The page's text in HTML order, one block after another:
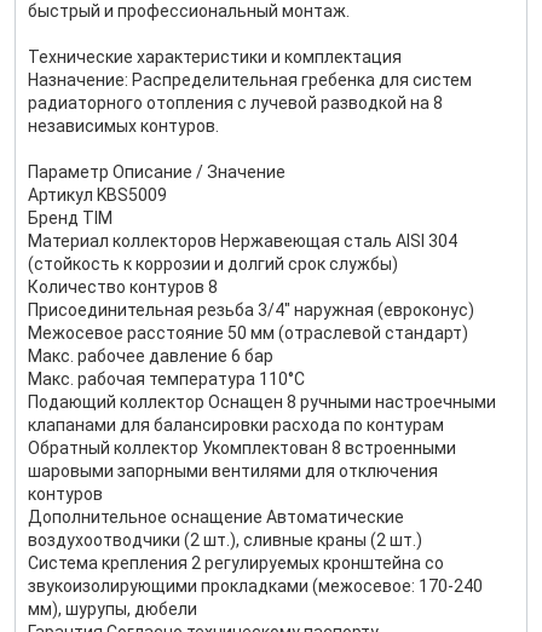
быстрый и профессиональный монтаж.
Технические характеристики и комплектация
Назначение: Распределительная гребенка для систем
радиаторного отопления с лучевой разводкой на 8
независимых контуров.
Параметр Описание / Значение
Артикул KBS5009
Бренд TIM
Материал коллекторов Нержавеющая сталь AISI 304
(стойкость к коррозии и долгий срок службы)
Количество контуров 8
Присоединительная резьба 3/4" наружная (евроконус)
Межосевое расстояние 50 мм (отраслевой стандарт)
Макс. рабочее давление 6 бар
Макс. рабочая температура 110°C
Подающий коллектор Оснащен 8 ручными настроечными
клапанами для балансировки расхода по контурам
Обратный коллектор Укомплектован 8 встроенными
шаровыми запорными вентилями для отключения
контуров
Дополнительное оснащение Автоматические
воздухоотводчики (2 шт.), сливные краны (2 шт.)
Система крепления 2 регулируемых кронштейна со
звукоизолирующими прокладками (межосевое: 170-240
мм), шурупы, дюбели